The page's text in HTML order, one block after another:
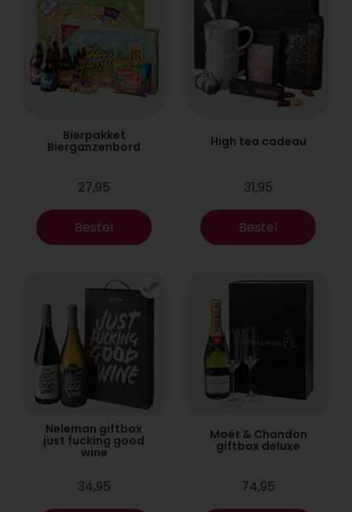
Bierpakket
Bierganzenbord
27,95
Bestel
High tea cadeau
31,95
Bestel
Neleman giftbox
just fucking good
wine
34,95
Moët & Chandon
giftbox deluxe
74,95